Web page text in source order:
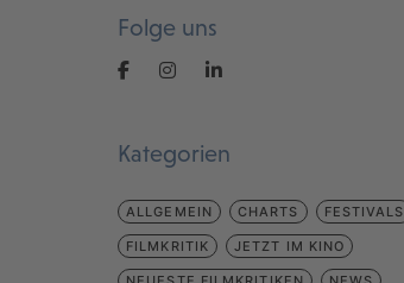
Folge uns
Kategorien
ALLGEMEIN CHARTS FESTIVALS
FILMKRITIK JETZT IM KINO